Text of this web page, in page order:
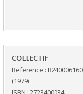
‎COLLECTIF‎
Reference : R240006160
(1979)
ISBN : 2723400034